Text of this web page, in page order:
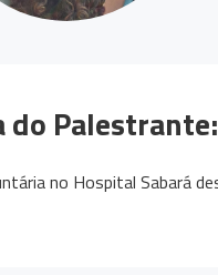
Palestrante:
no Hospital Sabará